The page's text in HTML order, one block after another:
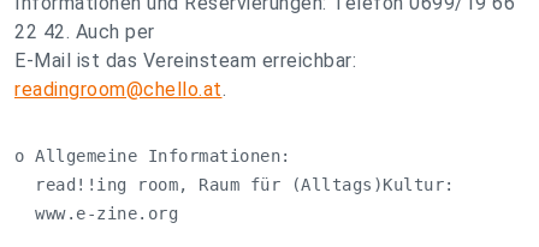
22 42. Auch per
E-Mail ist das Vereinsteam erreichbar:
readingroom@chello.at.
o Allgemeine Informationen:
  read!!ing room, Raum für (Alltags)Kultur:
  www.e-zine.org